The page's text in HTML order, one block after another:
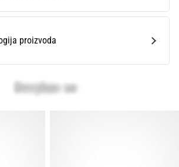
proizvoda